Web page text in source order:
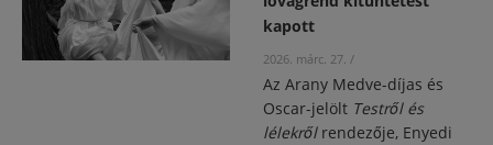
kapott
2026. márc. 27. /
Az Arany Medve-díjas és
Oscar-jelölt Testről és
lélekrőlrendezője, Enyedi